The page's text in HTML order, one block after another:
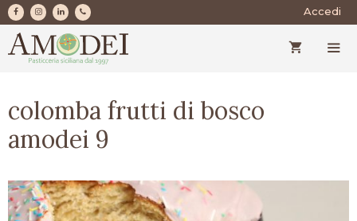
Vai
al
contenuto
Accedi
colomba frutti di bosco
amodei 9